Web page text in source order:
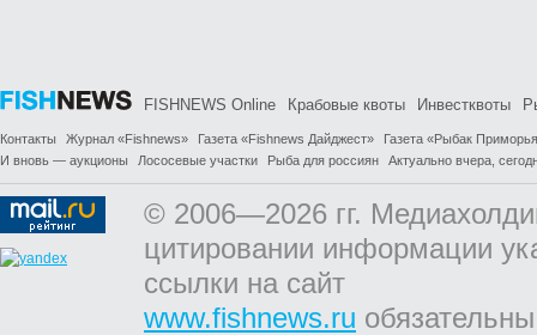
FISHNEWS Online Крабовые квоты Инвестквоты
Контакты Журнал «Fishnews» Газета «Fishnews Дайджест»
Газета «Рыбак
И вновь — аукционы
Лососевые участки Рыба для россиян Актуально вчера,
© 2006—2026 гг.
цитировании информации
ссылки на сайт
www.fishnews.ru